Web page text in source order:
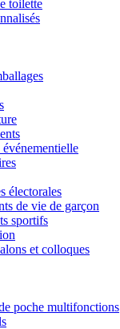
toilette
électorales
de vie de garçon
sportifs
et colloques
poche multifonctions